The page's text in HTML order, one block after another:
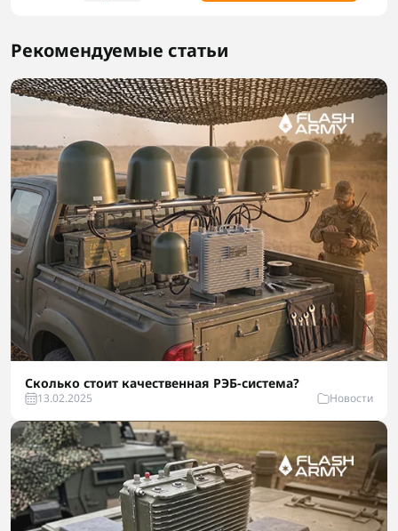
Рекомендуемые статьи
Сколько стоит качественная РЭБ-система?
13.02.2025 Новости